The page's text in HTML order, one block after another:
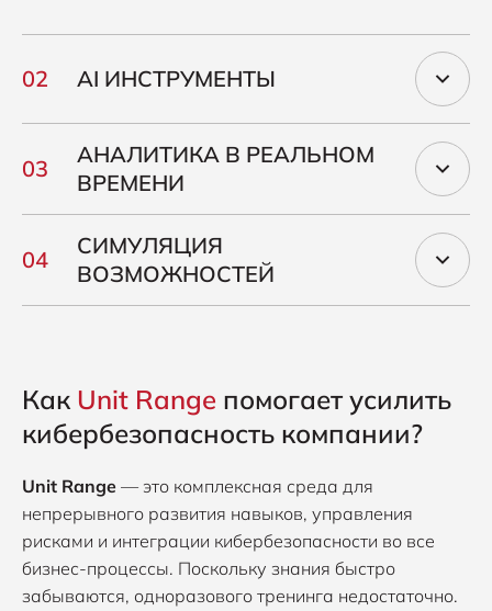
AI ИНСТРУМЕНТЫ
АНАЛИТИКА В РЕАЛЬНОМ
ВРЕМЕНИ
СИМУЛЯЦИЯ
ВОЗМОЖНОСТЕЙ
Как Unit Range помогает усилить
кибербезопасность компании?
Unit Range — это комплексная среда для
непрерывного развития навыков, управления
рисками и интеграции кибербезопасности во все
бизнес-процессы. Поскольку знания быстро
забываются, одноразового тренинга недостаточно.